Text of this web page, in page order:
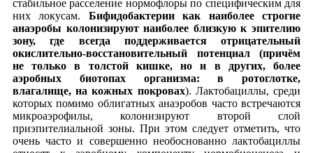
стабильное расселение нормофлоры по специфическим для
них локусам. Бифидобактерии как наиболее строгие
анаэробы колонизируют наиболее близкую к эпителию
зону, где всегда поддерживается отрицательный
окислительно-восстановительный потенциал (причём
не только в толстой кишке, но и в других, более
аэробных биотопах организма: в ротоглотке,
влагалище, на кожных покровах). Лактобациллы, среди
которых помимо облигатных анаэробов часто встречаются
микроаэрофилы, колонизируют второй слой
приэпителиальной зоны. При этом следует отметить, что
очень часто и совершенно необоснованно лактобациллы